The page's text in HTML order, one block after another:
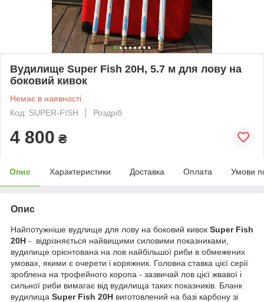
Вудилище Super Fish 20H, 5.7 м для лову на
боковий кивок
Немає в наявності
Код: SUPER-FISH
Роздріб
4 800 ₴
Опис Характеристики Доставка Оплата Умови
Опис
Найпотужніше вудлище для лову на боковий кивок Super Fish
20H - відрізняється найвищими силовими показниками,
вудилище орієнтована на лов найбільшої риби в обмежених
умовах, якими є очерети і коряжник. Головна ставка цієї серії
зроблена на трофейного коропа - зазвичай лов цієї жвавої і
сильної риби вимагає від вудилища таких показників. Бланк
вудилища Super Fish 20H виготовлений на базі карбону зі